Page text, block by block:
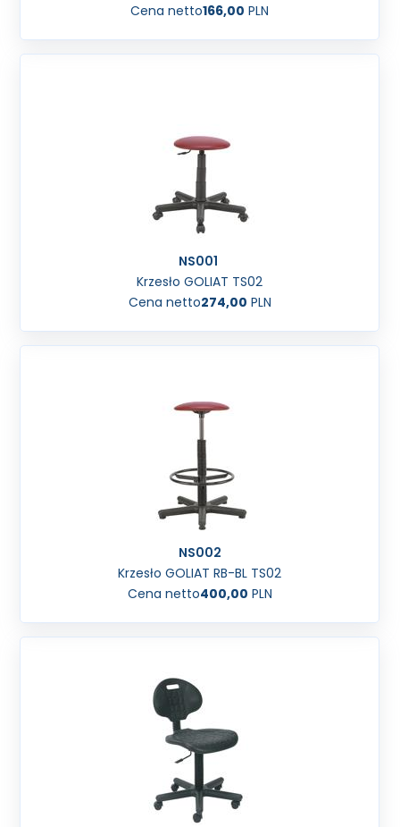
Cena netto166,00 PLN
NS001
Krzesło GOLIAT TS02
Cena netto274,00 PLN
NS002
Krzesło GOLIAT RB-BL TS02
Cena netto400,00 PLN